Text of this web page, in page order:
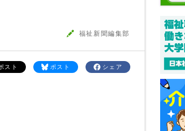
福祉新聞編集部
シェア
ポスト
スト